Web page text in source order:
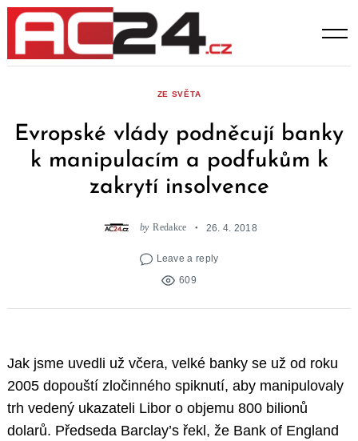
Skip
content
ZE SVĚTA
Evropské vlády podněcují banky
k manipulacím a podfukům k
zakrytí insolvence
by Redakce 26. 4. 2018
Leave a reply
609
Jak jsme uvedli už včera, velké banky se už od roku
2005 dopouští zločinného spiknutí, aby manipulovaly
trh vedený ukazateli Libor o objemu 800 bilionů
dolarů. Předseda Barclay’s řekl, že Bank of England